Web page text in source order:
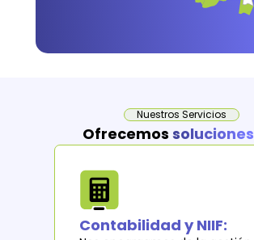
Nuestros Servicios
Ofrecemos soluciones
Contabilidad y NIIF: